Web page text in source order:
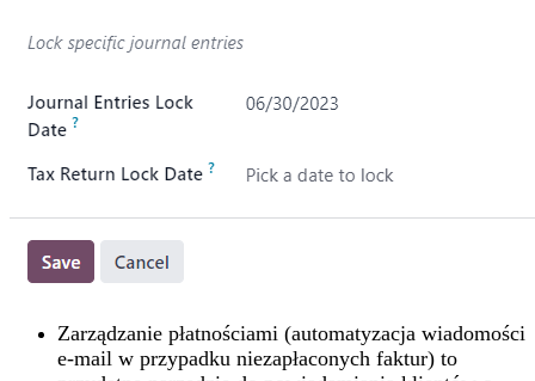
Zarządzanie płatnościami (automatyzacja wiadomości
e-mail w przypadku niezapłaconych faktur) to